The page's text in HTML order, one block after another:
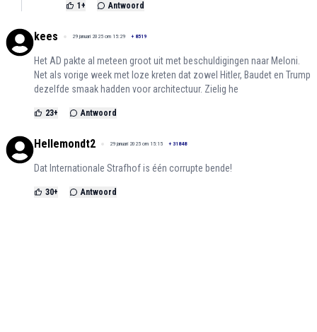
1 + Antwoord
kees 29 januari 2025 om 15:29 + 8519
Het AD pakte al meteen groot uit met beschuldigingen naar Meloni.
Net als vorige week met loze kreten dat zowel Hitler, Baudet en Trump
dezelfde smaak hadden voor architectuur. Zielig he
23+ Antwoord
Hellemondt2 29 januari 2025 om 15:15 + 31848
Dat Internationale Strafhof is één corrupte bende!
30+ Antwoord